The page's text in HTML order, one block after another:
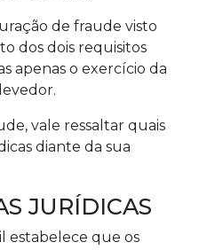
de fraude visto
dos dois requisitos
apenas o exercício da
vale ressaltar quais
diante da sua
JURÍDICAS
estabelece que os